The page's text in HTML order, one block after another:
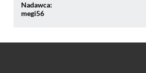
Nadawca:
megi56